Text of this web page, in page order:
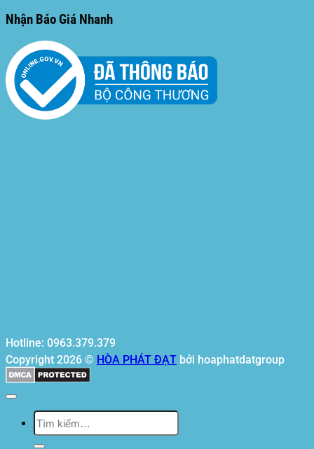
Nhận Báo Giá Nhanh
Hotline: 0963.379.379
Copyright 2026 © HÒA PHÁT ĐẠT bởi hoaphatdatgroup
Tìm
kiếm: